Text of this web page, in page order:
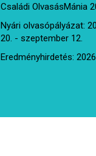
Családi OlvasásMánia
Nyári olvasópályázat:
20. - szeptember 12.
Eredményhirdetés: